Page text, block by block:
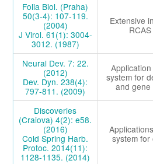
Folia Biol. (Praha)
50(3-4): 107-119.
(2004)
J Virol. 61(1): 3004-
3012. (1987)
Extensive
Neural Dev. 7: 22.
(2012)
Dev. Dyn. 238(4):
797-811. (2009)
system for
and
Discoveries
(Craiova) 4(2): e58.
(2016)
Cold Spring Harb.
Protoc. 2014(11):
1128-1135. (2014)
system